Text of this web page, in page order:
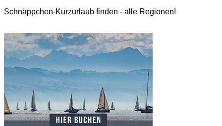
Schnäppchen-Kurzurlaub finden - alle Regionen!